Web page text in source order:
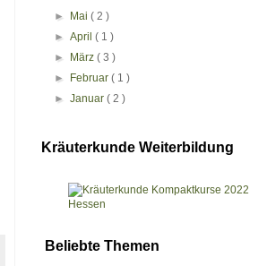
► Mai( 2 )
►April( 1 )
►
März( 3 )
►
Februar( 1 )
►Januar( 2 )
Kräuterkunde Weiterbildung
Beliebte Themen